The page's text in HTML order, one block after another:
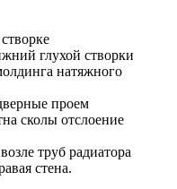
глухой створки
натяжного
проем
сколы отслоение
труб радиатора
стена.